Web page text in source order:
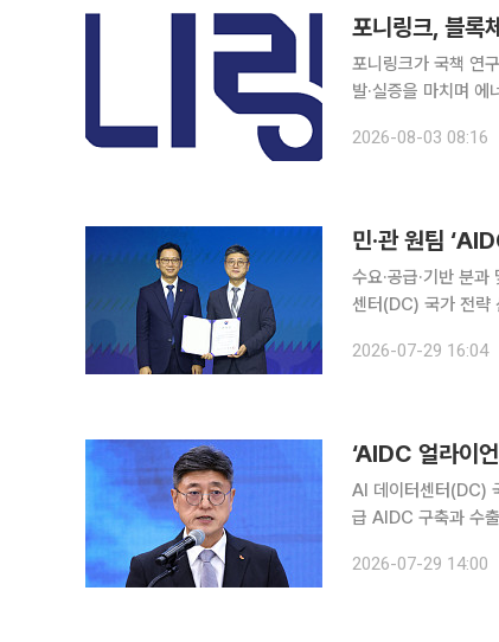
포니링크, 블록
포니링크가 국책 연
발·실증을 마치며 에너지 플랫폼 사업
'TESS(Total
2026-08-03 08:16
수요·공급·기반 분과
센터(DC) 국가 전략
울에서 진행된
2026-07-29 16:04
‘AIDC 얼라이
AI 데이터센터(DC)
급 AIDC 구축과 수
롯데호텔 서울에서
2026-07-29 14:00